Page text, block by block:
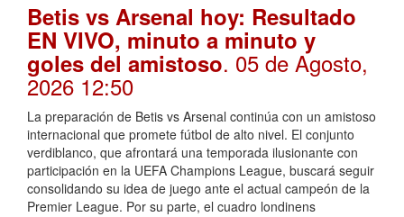
Betis vs Arsenal hoy: Resultado
EN VIVO, minuto a minuto y
goles del amistoso. 05 de Agosto,
2026 12:50
La preparación de Betis vs Arsenal continúa con un amistoso
internacional que promete fútbol de alto nivel. El conjunto
verdiblanco, que afrontará una temporada ilusionante con
participación en la UEFA Champions League, buscará seguir
consolidando su idea de juego ante el actual campeón de la
Premier League. Por su parte, el cuadro londinens